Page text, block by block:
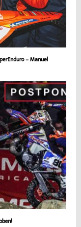
– Manuel